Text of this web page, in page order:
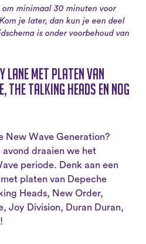
minimaal 30 minuten voor
je later, dan kun je een deel
is onder voorbehoud van
lane met platen van
The Talking Heads en nog
New Wave Generation?
draaien we het
periode. Denk aan een
platen van Depeche
Heads, New Order,
Joy Division, Duran Duran,